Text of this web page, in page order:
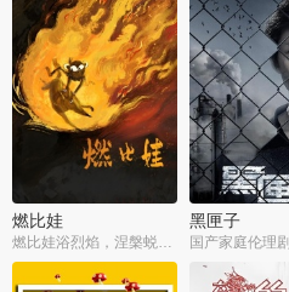
燃比娃
燃比娃浴烈焰，涅槃蜕变成人
黑匣子
国产家庭伦理剧